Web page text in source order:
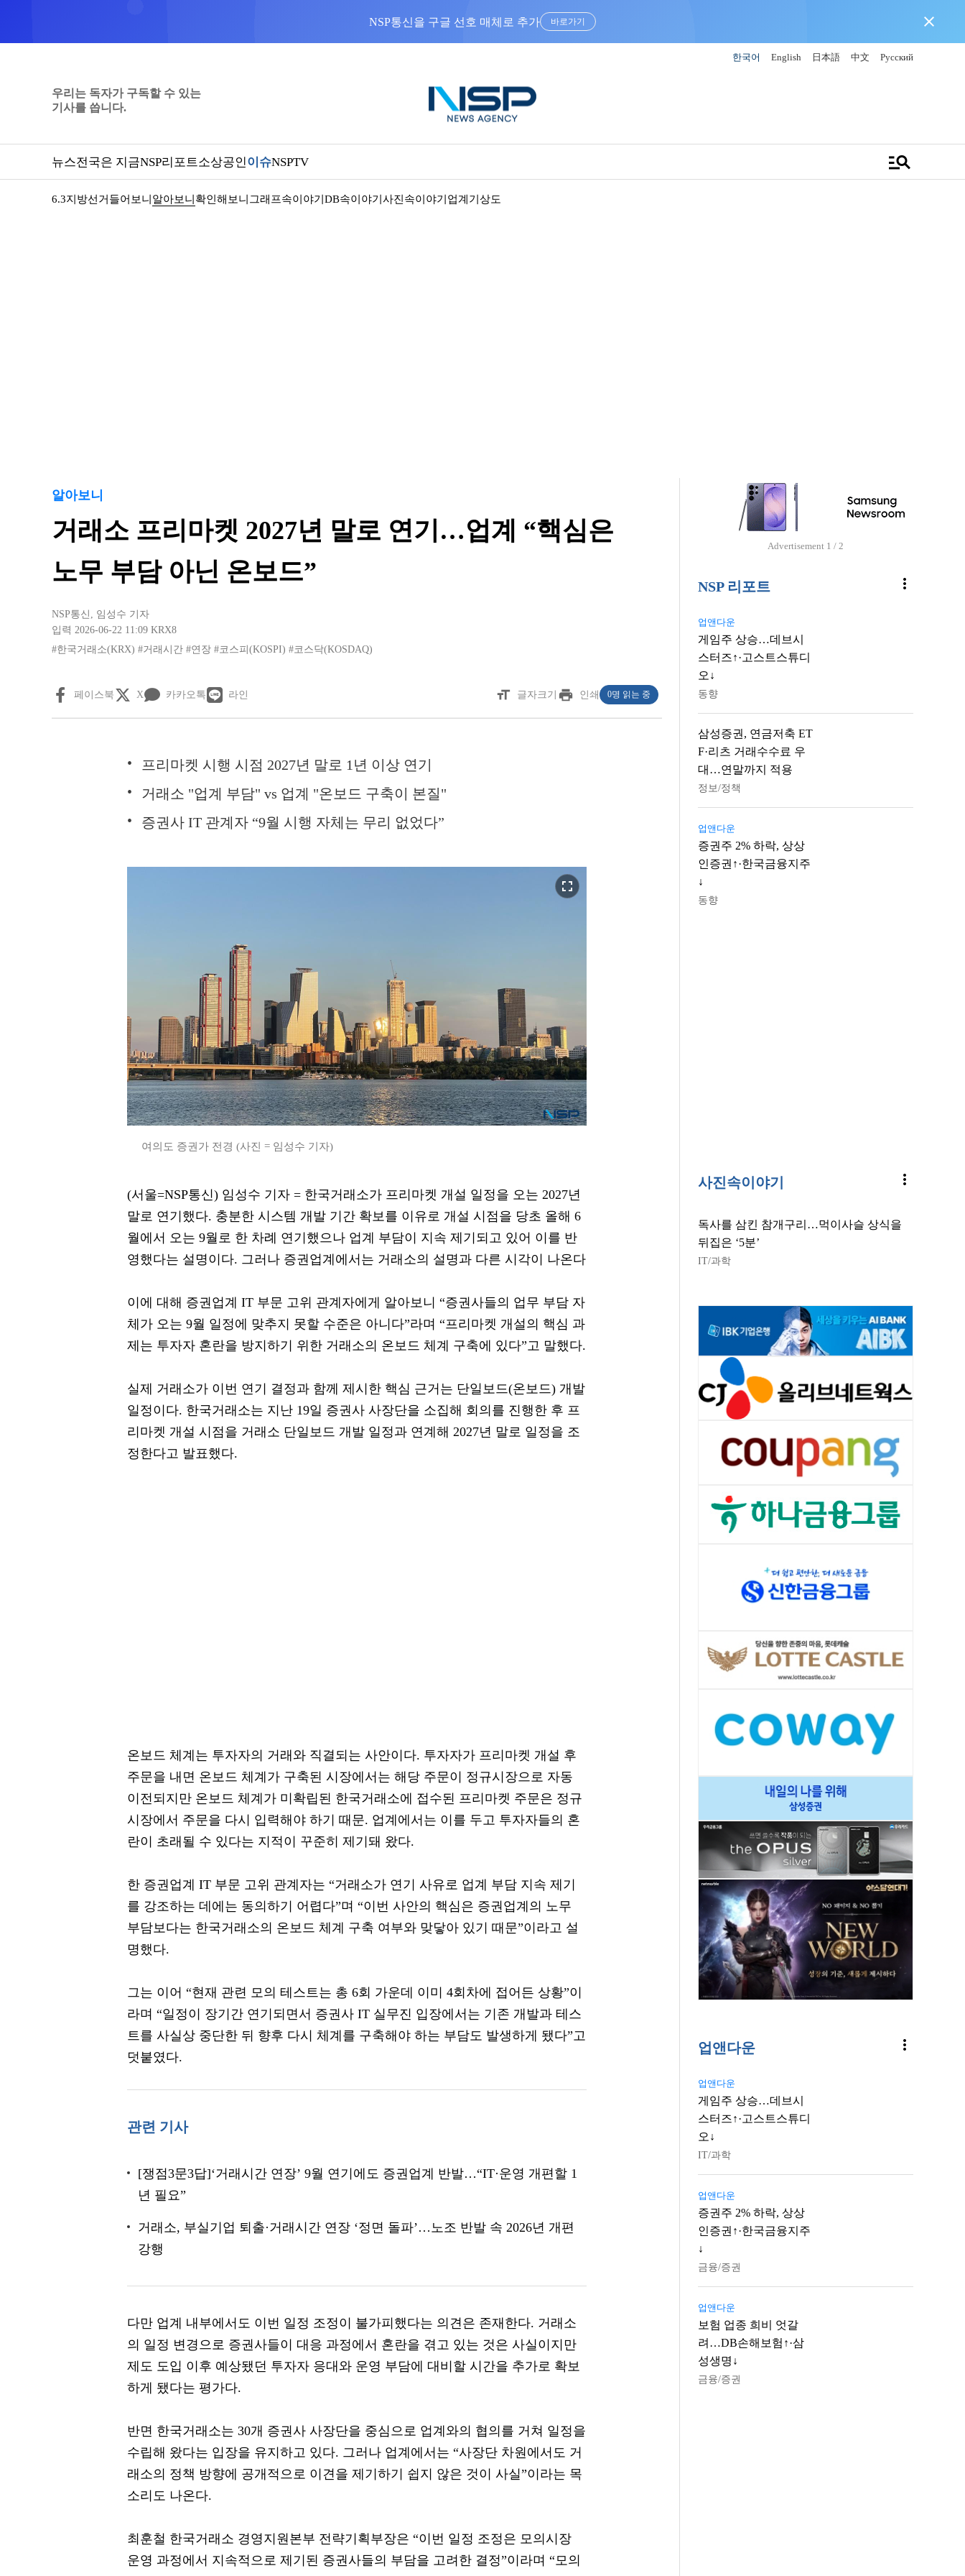
“우리는 독자가 구독할 수 있는 기사를 씁니다” close
한국어 English 日本語 中文 Русский
우리는 독자가 구독할 수 있는
기사를 씁니다.
뉴스전국은 지금NSP리포트소상공인이슈NSPTV manage_search
6.3지방선거 들어보니 알아보니 확인해보니 그래프속이야기 DB속이야기 사진속이야기 업계기상도
알아보니
거래소 프리마켓 2027년 말로 연기…업계 “핵심은
노무 부담 아닌 온보드”
NSP통신 , 임성수 기자
입력 2026-06-22 11:09 KRX8
#한국거래소(KRX) #거래시간 #연장 #코스피(KOSPI) #코스닥(KOSDAQ)
페이스북 X 카카오톡 라인 format_size 글자크기 print 인쇄 0명 읽는 중
프리마켓 시행 시점 2027년 말로 1년 이상 연기
거래소 "업계 부담" vs 업계 "온보드 구축이 본질"
증권사 IT 관계자 “9월 시행 자체는 무리 없었다”
fullscreen
여의도 증권가 전경 (사진 = 임성수 기자)
(서울=NSP통신) 임성수 기자 = 한국거래소가 프리마켓 개설 일정을 오는 2027년
말로 연기했다. 충분한 시스템 개발 기간 확보를 이유로 개설 시점을 당초 올해 6
월에서 오는 9월로 한 차례 연기했으나 업계 부담이 지속 제기되고 있어 이를 반
영했다는 설명이다. 그러나 증권업계에서는 거래소의 설명과 다른 시각이 나온다
이에 대해 증권업계 IT 부문 고위 관계자에게 알아보니 “증권사들의 업무 부담 자
체가 오는 9월 일정에 맞추지 못할 수준은 아니다”라며 “프리마켓 개설의 핵심 과
제는 투자자 혼란을 방지하기 위한 거래소의 온보드 체계 구축에 있다”고 말했다.
실제 거래소가 이번 연기 결정과 함께 제시한 핵심 근거는 단일보드(온보드) 개발
일정이다. 한국거래소는 지난 19일 증권사 사장단을 소집해 회의를 진행한 후 프
리마켓 개설 시점을 거래소 단일보드 개발 일정과 연계해 2027년 말로 일정을 조
정한다고 발표했다.
온보드 체계는 투자자의 거래와 직결되는 사안이다. 투자자가 프리마켓 개설 후
주문을 내면 온보드 체계가 구축된 시장에서는 해당 주문이 정규시장으로 자동
이전되지만 온보드 체계가 미확립된 한국거래소에 접수된 프리마켓 주문은 정규
시장에서 주문을 다시 입력해야 하기 때문. 업계에서는 이를 두고 투자자들의 혼
란이 초래될 수 있다는 지적이 꾸준히 제기돼 왔다.
한 증권업계 IT 부문 고위 관계자는 “거래소가 연기 사유로 업계 부담 지속 제기
를 강조하는 데에는 동의하기 어렵다”며 “이번 사안의 핵심은 증권업계의 노무
부담보다는 한국거래소의 온보드 체계 구축 여부와 맞닿아 있기 때문”이라고 설
명했다.
그는 이어 “현재 관련 모의 테스트는 총 6회 가운데 이미 4회차에 접어든 상황”이
라며 “일정이 장기간 연기되면서 증권사 IT 실무진 입장에서는 기존 개발과 테스
트를 사실상 중단한 뒤 향후 다시 체계를 구축해야 하는 부담도 발생하게 됐다”고
덧붙였다.
관련 기사
[쟁점3문3답]‘거래시간 연장’ 9월 연기에도 증권업계 반발…“IT·운영 개편할 1
년 필요”
거래소, 부실기업 퇴출·거래시간 연장 ‘정면 돌파’…노조 반발 속 2026년 개편
강행
다만 업계 내부에서도 이번 일정 조정이 불가피했다는 의견은 존재한다. 거래소
의 일정 변경으로 증권사들이 대응 과정에서 혼란을 겪고 있는 것은 사실이지만
제도 도입 이후 예상됐던 투자자 응대와 운영 부담에 대비할 시간을 추가로 확보
하게 됐다는 평가다.
반면 한국거래소는 30개 증권사 사장단을 중심으로 업계와의 협의를 거쳐 일정을
수립해 왔다는 입장을 유지하고 있다. 그러나 업계에서는 “사장단 차원에서도 거
래소의 정책 방향에 공개적으로 이견을 제기하기 쉽지 않은 것이 사실”이라는 목
소리도 나온다.
최훈철 한국거래소 경영지원본부 전략기획부장은 “이번 일정 조정은 모의시장
운영 과정에서 지속적으로 제기된 증권사들의 부담을 고려한 결정”이라며 “모의
Advertisement 1 / 2
NSP 리포트 more_vert
업앤다운
게임주 상승…데브시
스터즈↑·고스트스튜디
오↓
동향
삼성증권, 연금저축 ET
F·리츠 거래수수료 우
대…연말까지 적용
정보/정책
업앤다운
증권주 2% 하락, 상상
인증권↑·한국금융지주
↓
동향
사진속이야기 more_vert
독사를 삼킨 참개구리…먹이사슬 상식을
뒤집은 ‘5분’
IT/과학
업앤다운 more_vert
업앤다운
게임주 상승…데브시
스터즈↑·고스트스튜디
오↓
IT/과학
업앤다운
증권주 2% 하락, 상상
인증권↑·한국금융지주
↓
금융/증권
업앤다운
보험 업종 희비 엇갈
려…DB손해보험↑·삼
성생명↓
금융/증권